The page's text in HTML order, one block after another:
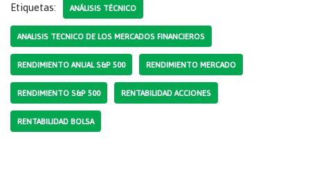
Etiquetas: ANÁLISIS TÉCNICO
ANALISIS TECNICO DE LOS MERCADOS FINANCIEROS
RENDIMIENTO ANUAL S&P 500 RENDIMIENTO MERCADO
RENDIMIENTO S&P 500 RENTABILIDAD ACCIONES
RENTABILIDAD BOLSA